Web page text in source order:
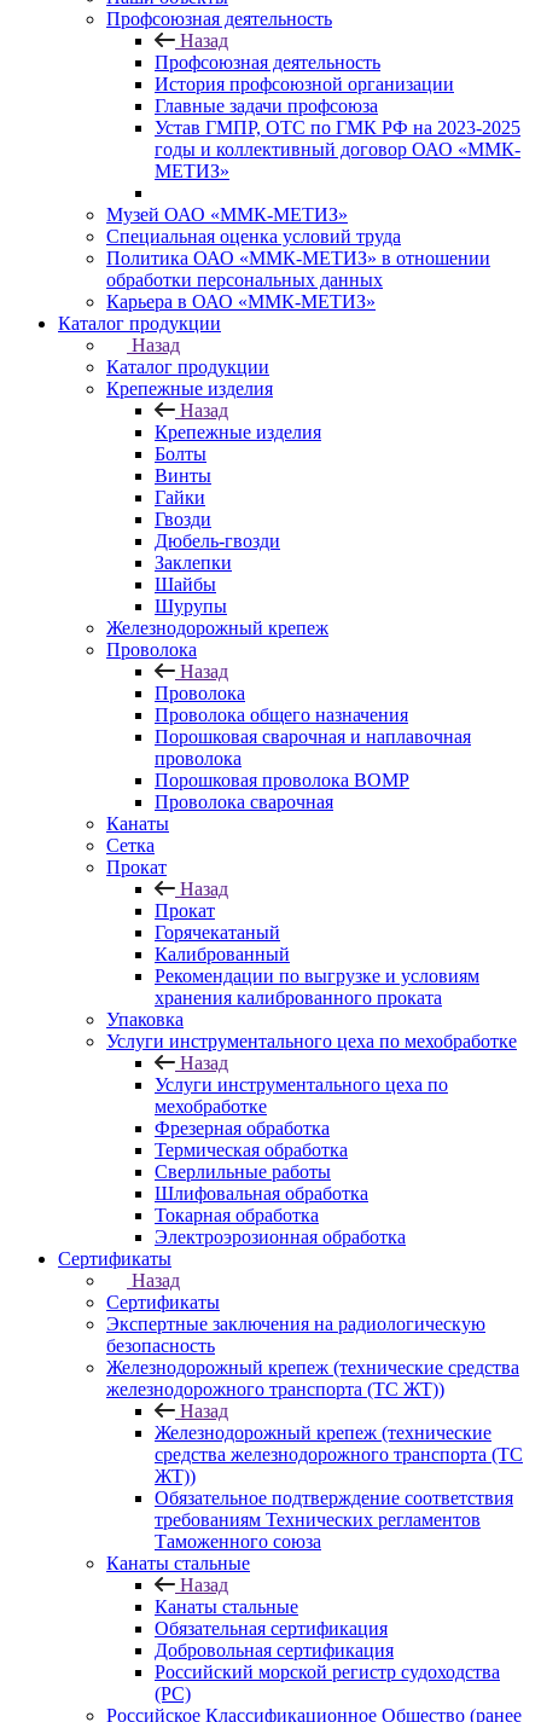
Профсоюзная деятельность
Назад
Профсоюзная деятельность
История профсоюзной организации
Главные задачи профсоюза
Устав ГМПР, ОТС по ГМК РФ на 2023-2025
годы и коллективный договор ОАО «ММК-
МЕТИЗ»
Музей ОАО «ММК-МЕТИЗ»
Специальная оценка условий труда
Политика ОАО «ММК-МЕТИЗ» в отношении
обработки персональных данных
Карьера в ОАО «ММК-МЕТИЗ»
Каталог продукции
Назад
Каталог продукции
Крепежные изделия
Назад
Крепежные изделия
Болты
Винты
Гайки
Гвозди
Дюбель-гвозди
Заклепки
Шайбы
Шурупы
Железнодорожный крепеж
Проволока
Назад
Проволока
Проволока общего назначения
Порошковая сварочная и наплавочная
проволока
Порошковая проволока ВОМР
Проволока сварочная
Канаты
Сетка
Прокат
Назад
Прокат
Горячекатаный
Калиброванный
Рекомендации по выгрузке и условиям
хранения калиброванного проката
Упаковка
Услуги инструментального цеха по мехобработке
Назад
Услуги инструментального цеха по
мехобработке
Фрезерная обработка
Термическая обработка
Сверлильные работы
Шлифовальная обработка
Токарная обработка
Электроэрозионная обработка
Сертификаты
Назад
Сертификаты
Экспертные заключения на радиологическую
безопасность
Железнодорожный крепеж (технические средства
железнодорожного транспорта (ТС ЖТ))
Назад
Железнодорожный крепеж (технические
средства железнодорожного транспорта (ТС
ЖТ))
Обязательное подтверждение соответствия
требованиям Технических регламентов
Таможенного союза
Канаты стальные
Назад
Канаты стальные
Обязательная сертификация
Добровольная сертификация
Российский морской регистр судоходства
(РС)
Российское Классификационное Общество (ранее